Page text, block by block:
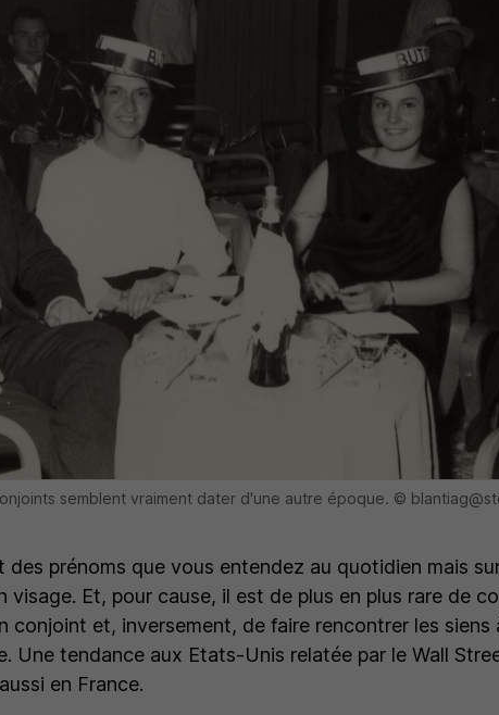
semblent vraiment dater d'une autre époque. ©
des prénoms que vous entendez au quotidien mais
visage. Et, pour cause, il est de plus en plus rare de
conjoint et, inversement, de faire rencontrer les siens
Une tendance aux Etats-Unis relatée par le Wall
en France.